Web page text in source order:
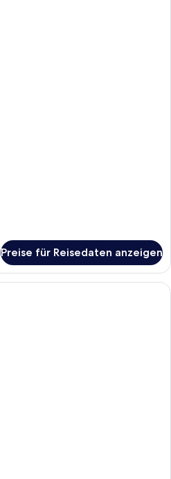
Preise für Reisedaten anzeigen